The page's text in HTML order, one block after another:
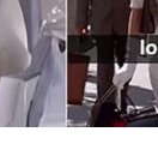
Gagal
Kamu